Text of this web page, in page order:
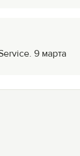
9 марта